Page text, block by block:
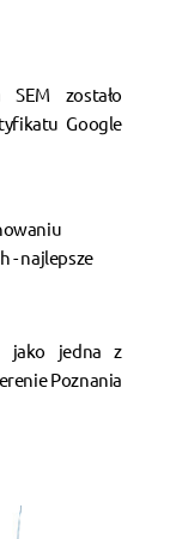
SEM zostało
Google
jako jedna z
Poznania